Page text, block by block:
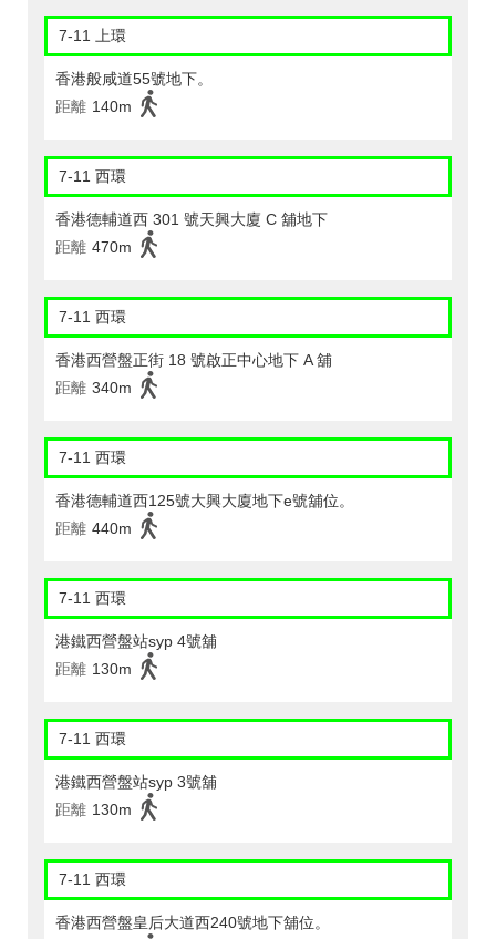
7-11 上環
香港般咸道55號地下。
距離 140m
7-11 西環
香港德輔道西 301 號天興大廈 C 舖地下
距離 470m
7-11 西環
香港西營盤正街 18 號啟正中心地下 A 舖
距離 340m
7-11 西環
香港德輔道西125號大興大廈地下e號舖位。
距離 440m
7-11 西環
港鐵西營盤站syp 4號舖
距離 130m
7-11 西環
港鐵西營盤站syp 3號舖
距離 130m
7-11 西環
香港西營盤皇后大道西240號地下舖位。